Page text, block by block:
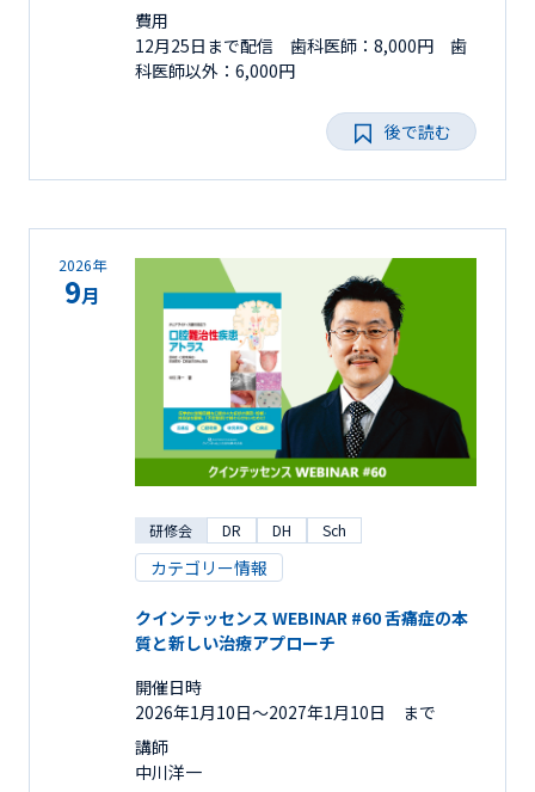
費用
12月25日まで配信 歯科医師：8,000円 歯
科医師以外：6,000円
後で読む
2026年
9月
研修会 DR DH Sch
カテゴリー情報
クインテッセンス WEBINAR #60 舌痛症の本
質と新しい治療アプローチ
開催日時
2026年1月10日〜2027年1月10日 まで
講師
中川洋一